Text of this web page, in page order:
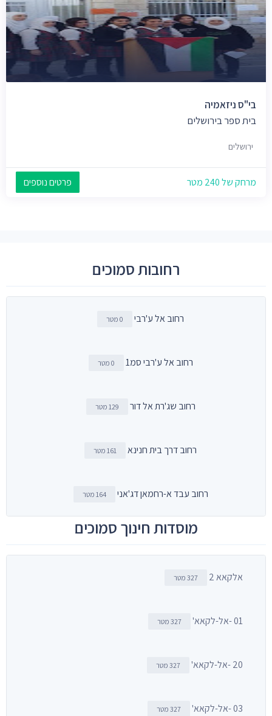
בי"ס ניזאמיה
בית ספר בירושלים
ירושלים
מרחק של 240 מטר פרטים נוספים
רחובות סמוכים
רחוב אל ע'רבי 0 מטר
רחוב אל ע'רבי סמ1 0 מטר
רחוב שג'רת אל דור 129 מטר
רחוב דרך בית חנינא 161 מטר
רחוב עבד א-רחמאן דג'אני 164 מטר
מוסדות חינוך סמוכים
אלקאא 2 327 מטר
01 -אל-לקאא' 327 מטר
20 -אל-לקאא' 327 מטר
03 -אל-לקאא' 327 מטר